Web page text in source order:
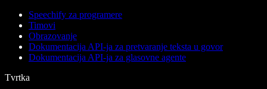
Speechify za programere
Timovi
Obrazovanje
Dokumentacija API-ja za pretvaranje teksta u govor
Dokumentacija API-ja za glasovne agente
Tvrtka